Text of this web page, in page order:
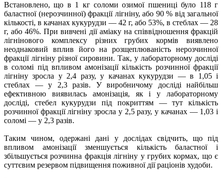
Встановлено, що в 1 кг соломи озимої пшениці було 118 г
баластної (нерозчинної) фракції лігніну, або 90 % від загальної
кількості, в качанах кукурудзи — 42 г, або 53%, в стеблах — 28
г, або 46%. При вивчені дії аміаку на співвідношення фракцій
лігнінового комплексу різних грубих кормів виявлено
неоднаковий вплив його на розщеплюваність нерозчинної
фракції лігніну різної сировини. Так, у лабораторному досліді
в соломі під впливом амонізації кількість розчинної фракції
лігніну зросла у 2,4 разу, у качанах кукурудзи — в 1,05 і
стеблах — у 2,3 разів. У виробничому досліді найбільш
ефективною виявилась амонізація, як і у лабораторному
досліді, стебел кукурудзи під покриттям — тут кількість
розчинної фракції лігніну зросла у 2,5 разу, у качанах — 1,03 і
соломі — у 2,3 разів.
Таким чином, одержані дані у дослідах свідчить, що під
впливом амонізації зменшується кількість баластної і
збільшується розчинна фракція лігніну у грубих кормах, що є
суттєвим резервом підвищення поживної дії раціонів худоби.